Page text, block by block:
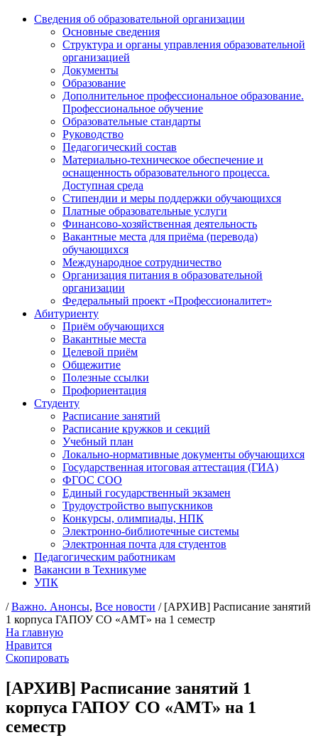
Сведения об образовательной организации
Основные сведения
Структура и органы управления образовательной
организацией
Документы
Образование
Дополнительное профессиональное образование.
Профессиональное обучение
Образовательные стандарты
Руководство
Педагогический состав
Материально-техническое обеспечение и
оснащенность образовательного процесса.
Доступная среда
Стипендии и меры поддержки обучающихся
Платные образовательные услуги
Финансово-хозяйственная деятельность
Вакантные места для приёма (перевода)
обучающихся
Международное сотрудничество
Организация питания в образовательной
организации
Федеральный проект «Профессионалитет»
Абитуриенту
Приём обучающихся
Вакантные места
Целевой приём
Общежитие
Полезные ссылки
Профориентация
Студенту
Расписание занятий
Расписание кружков и секций
Учебный план
Локально-нормативные документы обучающихся
Государственная итоговая аттестация (ГИА)
ФГОС СОО
Единый государственный экзамен
Трудоустройство выпускников
Конкурсы, олимпиады, НПК
Электронно-библиотечные системы
Электронная почта для студентов
Педагогическим работникам
Вакансии в Техникуме
УПК
/Важно. Анонсы, Все новости / [АРХИВ] Расписание занятий
1 корпуса ГАПОУ СО «АМТ» на 1 семестр
На главную
Нравится
Скопировать
[АРХИВ] Расписание занятий 1
корпуса ГАПОУ СО «АМТ» на 1
семестр